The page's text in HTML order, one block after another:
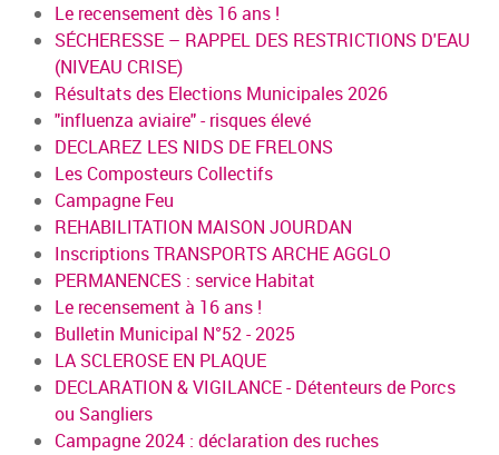
Le recensement dès 16 ans !
SÉCHERESSE – RAPPEL DES RESTRICTIONS D'EAU
(NIVEAU CRISE)
Résultats des Elections Municipales 2026
"influenza aviaire" - risques élevé
DECLAREZ LES NIDS DE FRELONS
Les Composteurs Collectifs
Campagne Feu
REHABILITATION MAISON JOURDAN
Inscriptions TRANSPORTS ARCHE AGGLO
PERMANENCES : service Habitat
Le recensement à 16 ans !
Bulletin Municipal N°52 - 2025
LA SCLEROSE EN PLAQUE
DECLARATION & VIGILANCE - Détenteurs de Porcs
ou Sangliers
Campagne 2024 : déclaration des ruches